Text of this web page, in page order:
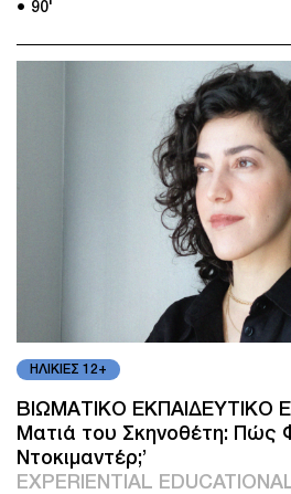
● 90'
ΗΛΙΚΙΕΣ 12+
ΒΙΩΜΑΤΙΚΟ ΕΚΠΑΙΔΕΥΤΙΚΟ
Ματιά του Σκηνοθέτη: Πώς
Ντοκιμαντέρ;’
EXPERIENTIAL